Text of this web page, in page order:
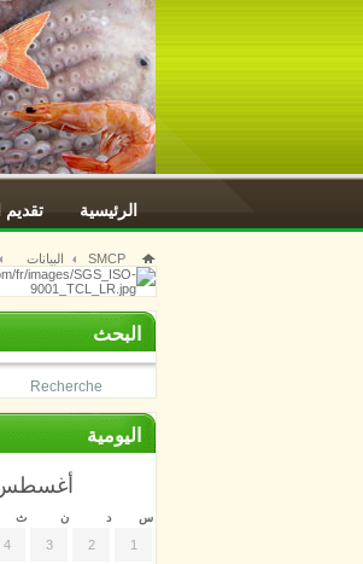
الرئيسية
SMCP البيانات
البحث
اليومية
أغسطس
س د ن ث
1
2
3
4